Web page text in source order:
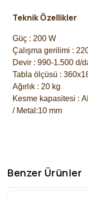
Teknik Özellikler
Güç : 200 W
Çalışma gerilimi :
Devir : 990-1.500 d/
Tabla ölçüsü :
Ağırlık : 20 kg
Kesme kapasitesi :
/ Metal:10 mm
Benzer Ürünler